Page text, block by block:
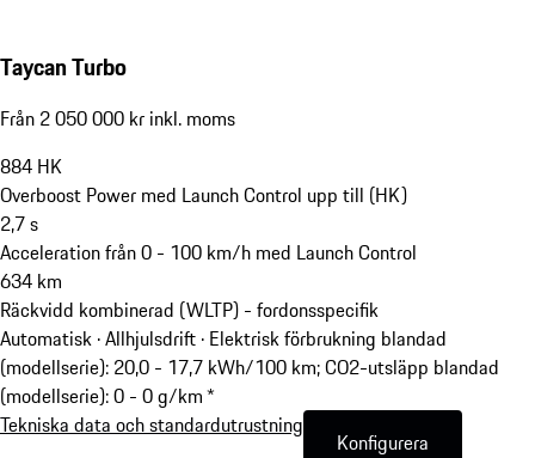
Taycan Turbo
Från 2 050 000 kr inkl. moms
884 HK
Overboost Power med Launch Control upp till (HK)
2,7s
Acceleration från 0 - 100 km/h med Launch Control
634 km
Räckvidd kombinerad (WLTP) - fordonsspecifik
Automatisk · Allhjulsdrift · Elektrisk förbrukning blandad
(modellserie): 20,0 - 17,7 kWh/100 km; CO2-utsläpp blandad
(modellserie): 0 - 0 g/km *
Tekniska data och standardutrustning
Konfigurera